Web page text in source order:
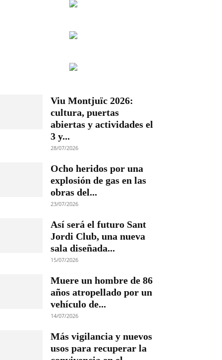
Viu Montjuïc 2026:
cultura, puertas
abiertas y actividades el
3 y...
28/07/2026
Ocho heridos por una
explosión de gas en las
obras del...
23/07/2026
Así será el futuro Sant
Jordi Club, una nueva
sala diseñada...
15/07/2026
Muere un hombre de 86
años atropellado por un
vehículo de...
14/07/2026
Más vigilancia y nuevos
usos para recuperar la